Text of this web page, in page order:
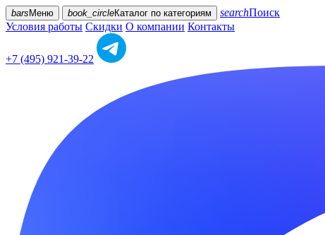
bars Меню book_circleКаталог по категориям searchПоиск
Условия работы Скидки О компании Контакты
+7 (495) 921-39-22